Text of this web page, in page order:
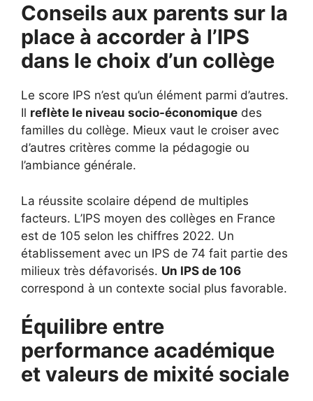
Conseils aux parents sur la
place à accorder à l’IPS
dans le choix d’un collège
Le score IPS n’est qu’un élément parmi d’autres.
Il reflète le niveau socio-économique des
familles du collège. Mieux vaut le croiser avec
d’autres critères comme la pédagogie ou
l’ambiance générale.
La réussite scolaire dépend de multiples
facteurs. L’IPS moyen des collèges en France
est de 105 selon les chiffres 2022. Un
établissement avec un IPS de 74 fait partie des
milieux très défavorisés. Un IPS de 106
correspond à un contexte social plus favorable.
Équilibre entre
performance académique
et valeurs de mixité sociale